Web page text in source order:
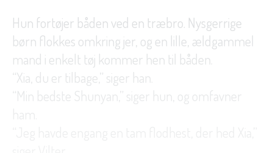
Hun fortøjer båden ved en træbro. Nysgerrige
børn flokkes omkring jer, og en lille, ældgammel
mand i enkelt tøj kommer hen til båden.
“Xia, du er tilbage,” siger han.
“Min bedste Shunyan,” siger hun, og omfavner